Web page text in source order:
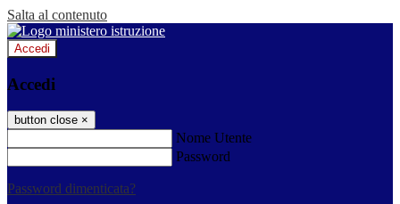
Salta al contenuto
Accedi
Accedi
button close ×
Nome Utente
Password
Password dimenticata?